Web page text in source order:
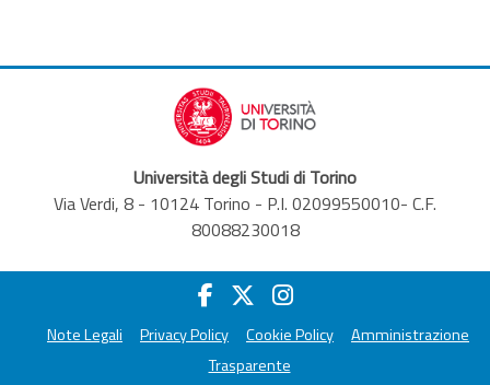
Università degli Studi di Torino
Via Verdi, 8 - 10124 Torino - P.I. 02099550010- C.F.
80088230018
Note Legali Privacy Policy Cookie Policy
Amministrazione
Trasparente